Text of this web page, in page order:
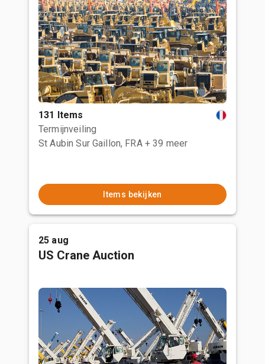
131 Items
Termijnveiling
St Aubin Sur Gaillon, FRA + 39 meer
Items bekijken
25 aug
US Crane Auction